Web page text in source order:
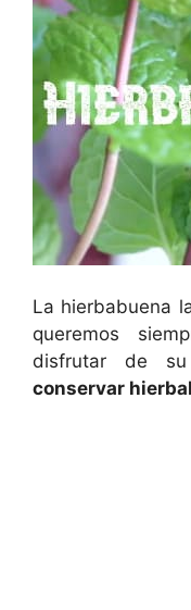
La hierbabuena
queremos
disfrutar de
conservar